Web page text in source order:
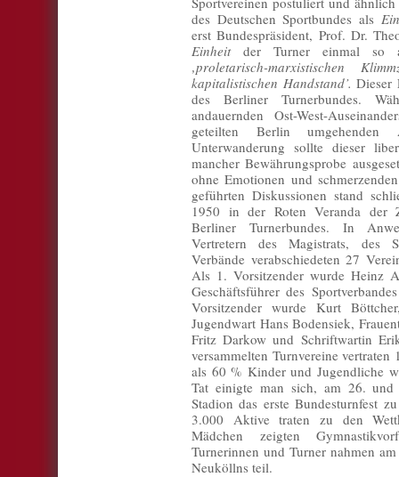
des Deutschen Sportbundes als
erst Bundespräsident, Prof. Dr.
Einheitder Turner einmal so
‚proletarisch-marxistischen
kapitalistischen Handstand’.Dieser
des Berliner Turnerbundes.
andauernden Ost-West-
geteilten Berlin
Unterwanderung sollte dieser
mancher Bewährungsprobe
ohne Emotionen und
geführten Diskussionen stand
1950 in der Roten Veranda der
Berliner Turnerbundes. In
Vertretern des Magistrats, des
Verbände verabschiedeten 27
Als 1. Vorsitzender wurde Heinz
Geschäftsführer des
Vorsitzender wurde Kurt
Jugendwart Hans Bodensiek,
Fritz Darkow und Schriftwartin
versammelten Turnvereine
als 60 % Kinder und Jugendliche
Tat einigte man sich, am 26.
Stadion das erste Bundesturnfest
3.000 Aktive traten zu den
Mädchen zeigten
Turnerinnen und Turner nahmen
Neuköllns teil.